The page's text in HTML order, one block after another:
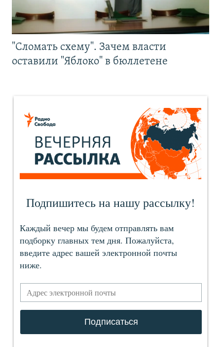
"Сломать схему". Зачем власти
оставили "Яблоко" в бюллетене